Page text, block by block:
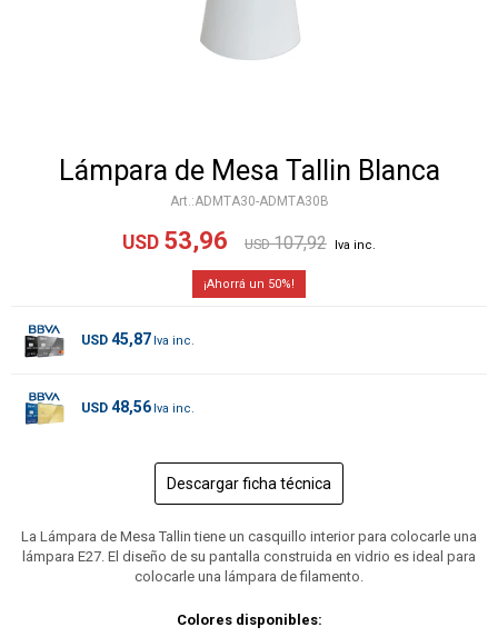
Lámpara de Mesa Tallin Blanca
ADMTA30-ADMTA30B
USD 53,96 USD 107,92
50
USD 45,87
USD 48,56
Descargar ficha técnica
La Lámpara de Mesa Tallin tiene un casquillo interior para colocarle una
lámpara E27. El diseño de su pantalla construida en vidrio es ideal para
colocarle una lámpara de filamento.
Colores disponibles: